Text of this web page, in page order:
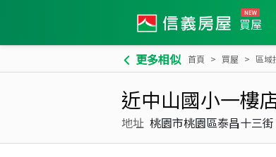
買屋
更多相似 首頁 買屋 區域
近中山國小一樓
地址 桃園市桃園區泰昌十三街